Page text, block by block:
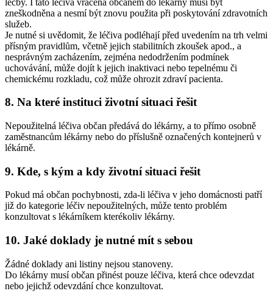
zneškodněna a nesmí být znovu použita při poskytování zdravotních
služeb.
Je nutné si uvědomit, že léčiva podléhají před uvedením na trh velmi
přísným pravidlům, včetně jejich stabilitních zkoušek apod., a
nesprávným zacházením, zejména nedodržením podmínek
uchovávání, může dojít k jejich inaktivaci nebo tepelnému či
chemickému rozkladu, což může ohrozit zdraví pacienta.
8. Na které instituci životní situaci řešit
Nepoužitelná léčiva občan předává do lékárny, a to přímo osobně
zaměstnancům lékárny nebo do příslušně označených kontejnerů v
lékárně.
9. Kde, s kým a kdy životní situaci řešit
Pokud má občan pochybnosti, zda-li léčiva v jeho domácnosti patří
již do kategorie léčiv nepoužitelných, může tento problém
konzultovat s lékárníkem kterékoliv lékárny.
10. Jaké doklady je nutné mít s sebou
Žádné doklady ani listiny nejsou stanoveny.
Do lékárny musí občan přinést pouze léčiva, která chce odevzdat
nebo jejichž odevzdání chce konzultovat.